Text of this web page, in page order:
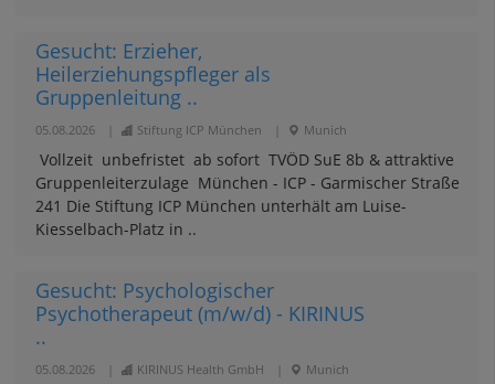
Gesucht: Erzieher,
Heilerziehungspfleger als
Gruppenleitung ..
05.08.2026 Stiftung ICP München Munich
​ Vollzeit ​ unbefristet ​ ab sofort ​ TVÖD SuE 8b & attraktive
Gruppenleiterzulage ​ München - ICP - Garmischer Straße
241 Die Stiftung ICP München unterhält am Luise-
Kiesselbach-Platz in ..
Gesucht: Psychologischer
Psychotherapeut (m/w/d) - KIRINUS
..
05.08.2026 KIRINUS Health GmbH Munich